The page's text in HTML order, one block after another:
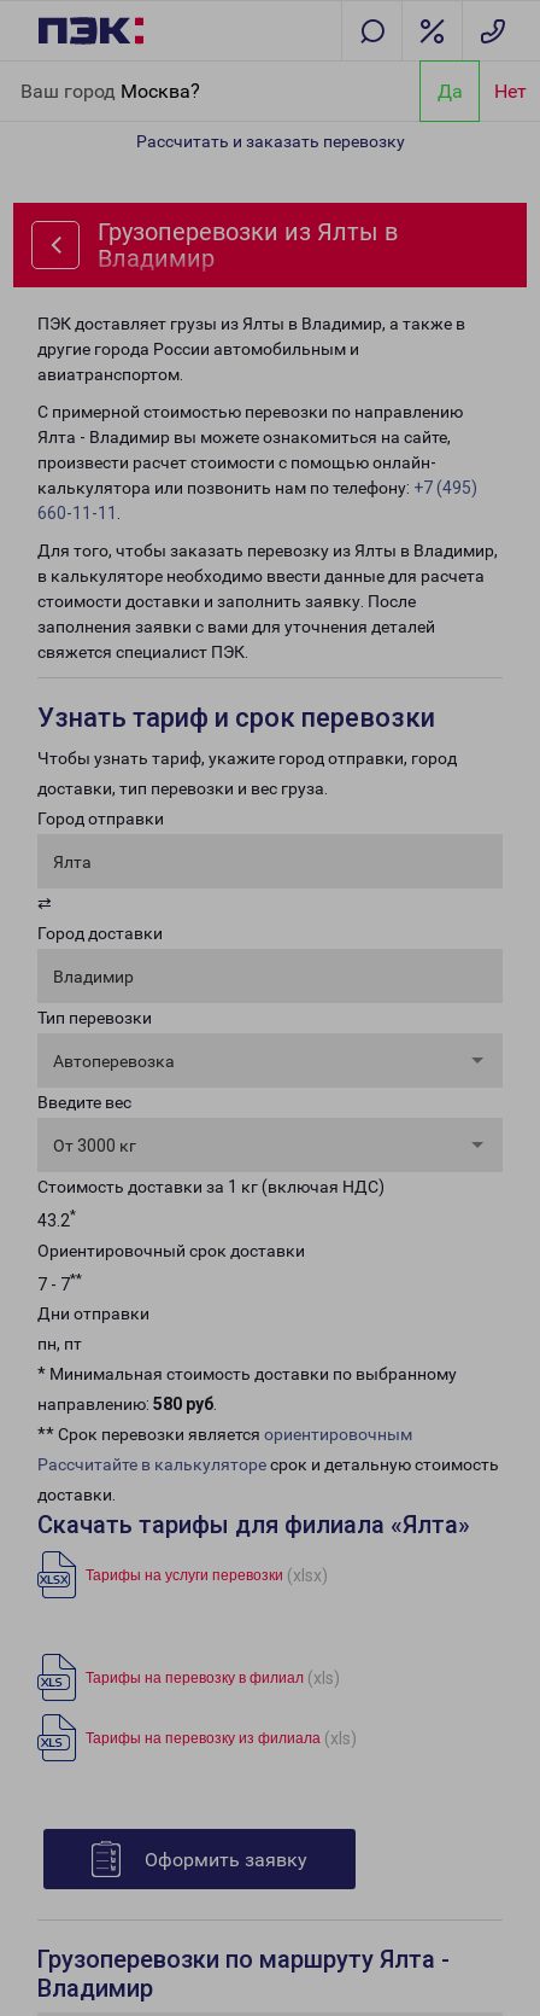
Ваш город Москва? Да Нет
Рассчитать и заказать перевозку
Грузоперевозки из Ялты в
Владимир
ПЭК доставляет грузы из Ялты в Владимир, а также в
другие города России автомобильным и
авиатранспортом.
С примерной стоимостью перевозки по направлению
Ялта - Владимир вы можете ознакомиться на сайте,
произвести расчет стоимости с помощью онлайн-
калькулятора или позвонить нам по телефону: +7 (495)
660-11-11
Для того, чтобы заказать перевозку из Ялты в Владимир,
в калькуляторе необходимо ввести данные для расчета
стоимости доставки и заполнить заявку. После
заполнения заявки с вами для уточнения деталей
свяжется специалист ПЭК.
Узнать тариф и срок перевозки
Чтобы узнать тариф, укажите город отправки, город
доставки, тип перевозки и вес груза.
Город отправки
Ялта
⇄
Город доставки
Владимир
Тип перевозки
Автоперевозка
Введите вес
От 3000 кг
Стоимость доставки за 1 кг (включая НДС)
43.2*
Ориентировочный срок доставки
7 - 7**
Дни отправки
пн, пт
* Минимальная стоимость доставки по выбранному
направлению: 580 руб.
** Срок перевозки является ориентировочным
Рассчитайте в калькуляторесрок и детальную стоимость
доставки.
Скачать тарифы для филиала «Ялта»
Тарифы на услуги перевозки (xlsx)
Тарифы на перевозку в филиал (xls)
Тарифы на перевозку из филиала (xls)
Оформить заявку
Грузоперевозки по маршруту Ялта -
Владимир